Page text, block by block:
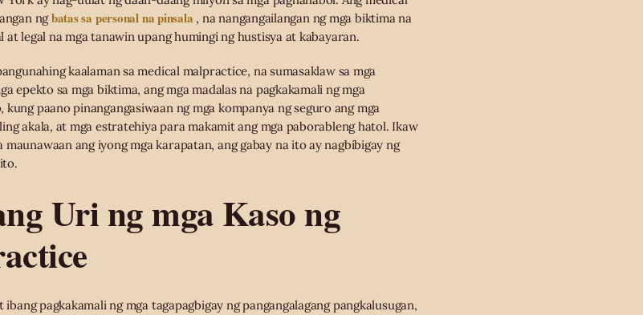
ngbatas sa personal na pinsala , na nangangailangan ng mga biktima na
legal na mga tanawin upang humingi ng hustisya at kabayaran.
kaalaman sa medical malpractice, na sumasaklaw sa mga
epekto sa mga biktima, ang mga madalas na pagkakamali ng mga
kung paano pinangangasiwaan ng mga kompanya ng seguro ang mga
akala, at mga estratehiya para makamit ang mga paborableng hatol. Ikaw
ang iyong mga karapatan, ang gabay na ito ay nagbibigay ng
Uri ng mga Kaso ng
pagkakamali ng mga tagapagbigay ng pangangalagang pangkalusugan,